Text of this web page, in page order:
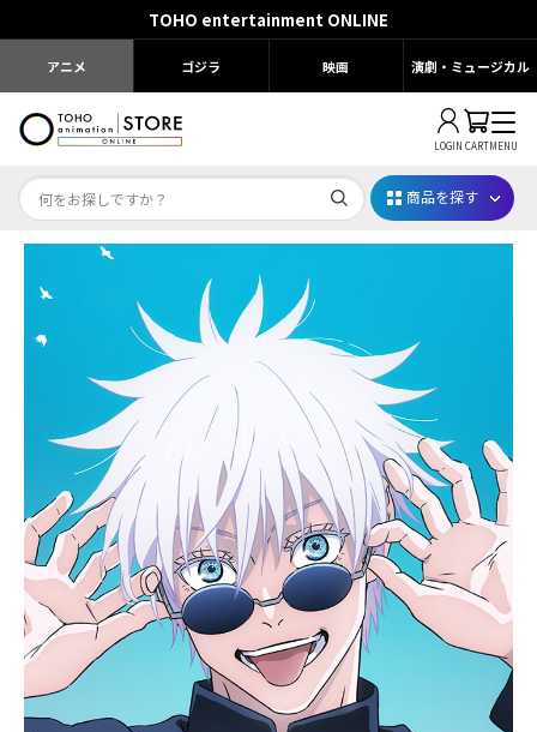
TOHO entertainment ONLINE
アニメ ゴジラ 映画 演劇・ミュージカル
LOGIN CARTMENU
Dr.STONE STONE FES.2026
映画ちいかわ
じゅじゅフェス 2026
薬屋のひとりごと 夏の園遊会2026
名探偵コナン
アニメ『僕のヒーローアカデミア』10周年
ハイキュー!!ジャージ＆ユニフォーム
『無職転生Ⅲ ～異世界行ったら本気だす～』
商品を探す